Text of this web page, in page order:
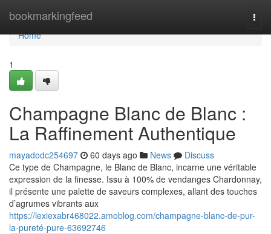
bookmarkingfeed
Home
Home
1
Champagne Blanc de Blanc :
La Raffinement Authentique
mayadodc254697 60 days ago News
Discuss
Ce type de Champagne, le Blanc de Blanc, incarne une véritable
expression de la finesse. Issu à 100% de vendanges Chardonnay,
il présente une palette de saveurs complexes, allant des touches
d’agrumes vibrants aux
https://lexiexabr468022.amoblog.com/champagne-blanc-de-pur-
la-pureté-pure-63692746